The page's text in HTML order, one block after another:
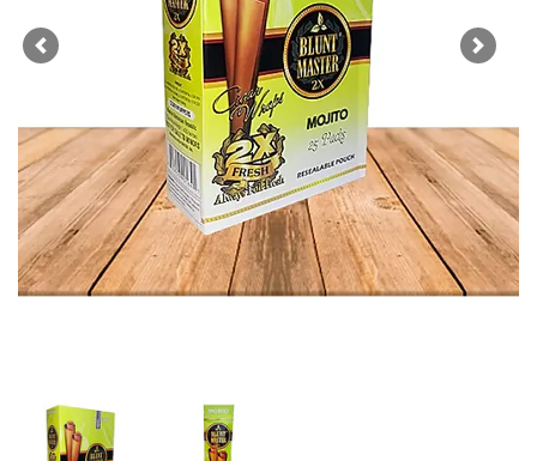
Previous Next